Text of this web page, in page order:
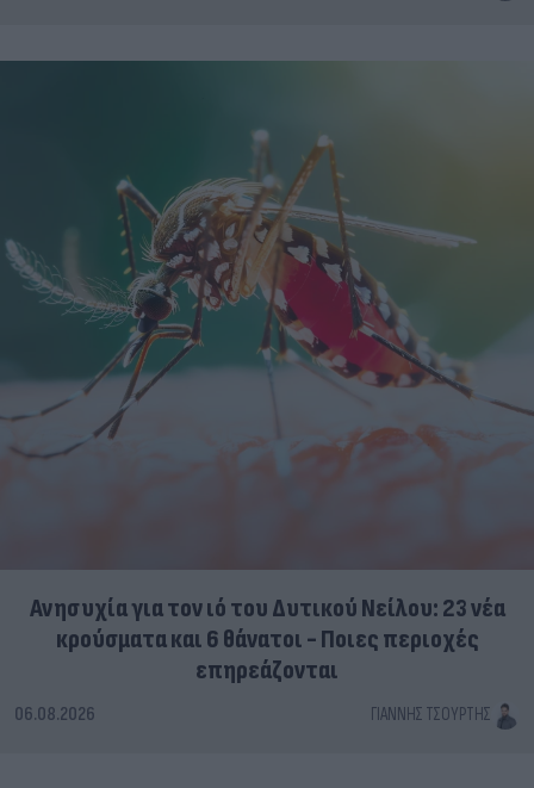
Ανησυχία για τον ιό του Δυτικού Νείλου: 23 νέα
κρούσματα και 6 θάνατοι - Ποιες περιοχές
επηρεάζονται
06.08.2026 ΓΙΆΝΝΗΣ ΤΣΟΎΡΤΗΣ